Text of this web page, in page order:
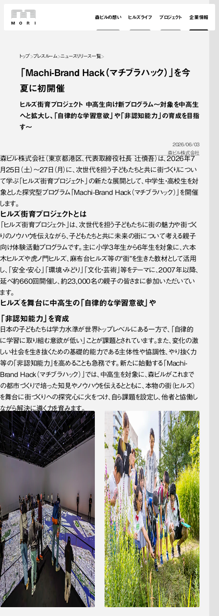
森ビルの想い ヒルズライフ プロジェクト 企業情報
トップ プレスルーム ニュースリリース一覧
「Machi-Brand Hack（マチブラハック）」を今
夏に初開催
ヒルズ街育プロジェクト 中高生向け新プログラム～対象を中高生
へと拡大し、「自律的な学習意欲」や「非認知能力」の育成を目指
す～
2026/06/03
森ビル株式会社
森ビル株式会社（東京都港区、代表取締役社長 辻慎吾）は、2026年7
月25日（土）～27日（月）に、次世代を担う子どもたちと共に街づくりについ
て学ぶ「ヒルズ街育プロジェクト」の新たな展開として、中学生・高校生を対
象とした探究型プログラム「Machi-Brand Hack（マチブラハック）」を開催
します。
ヒルズ街育プロジェクトとは
「ヒルズ街育プロジェクト」は、次世代を担う子どもたちに街の魅力や街づく
りのノウハウを伝えながら、子どもたちと共に未来の街について考える親子
向け体験活動プログラムです。主に小学3年生から6年生を対象に、六本
木ヒルズや虎ノ門ヒルズ、麻布台ヒルズ等の“街”を生きた教材として活用
し、「安全・安心」「環境・みどり」「文化・芸術」等をテーマに、2007年以降、
延べ約660回開催し、約23,000名の親子の皆さまに参加いただいてい
ます。
ヒルズを舞台に中高生の「自律的な学習意欲」や
「非認知能力」を育成
日本の子どもたちは学力水準が世界トップレベルにある一方で、「自律的
に学習に取り組む意欲が低い」ことが課題とされています。また、変化の激
しい社会を生き抜くための基礎的能力である主体性や協調性、やり抜く力
等の「非認知能力」を高めることも急務です。新たに始動する「Machi-
Brand Hack（マチブラハック）」では、中高生を対象に、森ビルがこれまで
の都市づくりで培った知見やノウハウを伝えるとともに、本物の街（ヒルズ）
を舞台に街づくりへの探究心に火をつけ、自ら課題を設定し、他者と協働し
ながら解決に導く力を育みます。